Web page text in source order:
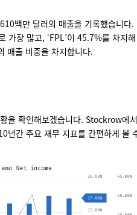
백만 달러의 매출을 기록했습니다.
가장 많고, ‘FPL’이 45.7%를 차지해
매출 비중을 차지합니다.
을 확인해보겠습니다. Stockrow에서
년간 주요 재무 지표를 간편하게 볼